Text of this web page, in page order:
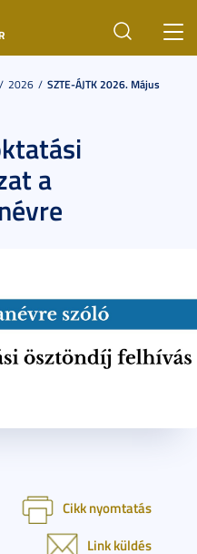
2026 SZTE-ÁJTK 2026. Május
a
Cikk nyomtatás
Link küldés